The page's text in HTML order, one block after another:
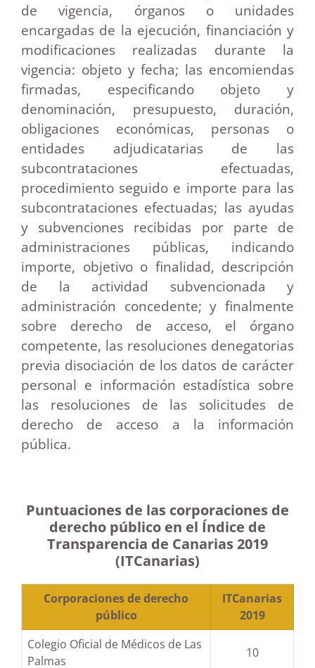
de vigencia, órganos o unidades
encargadas de la ejecución, financiación y
modificaciones realizadas durante la
vigencia: objeto y fecha; las encomiendas
firmadas, especificando objeto y
denominación, presupuesto, duración,
obligaciones económicas, personas o
entidades adjudicatarias de las
subcontrataciones efectuadas,
procedimiento seguido e importe para las
subcontrataciones efectuadas; las ayudas
y subvenciones recibidas por parte de
administraciones públicas, indicando
importe, objetivo o finalidad, descripción
de la actividad subvencionada y
administración concedente; y finalmente
sobre derecho de acceso, el órgano
competente, las resoluciones denegatorias
previa disociación de los datos de carácter
personal e información estadística sobre
las resoluciones de las solicitudes de
derecho de acceso a la información
pública.
Puntuaciones de las corporaciones de
derecho público en el Índice de
Transparencia de Canarias 2019
(ITCanarias)
Corporaciones de derecho
público
ITCanarias
2019
Colegio Oficial de Médicos de Las
Palmas
10